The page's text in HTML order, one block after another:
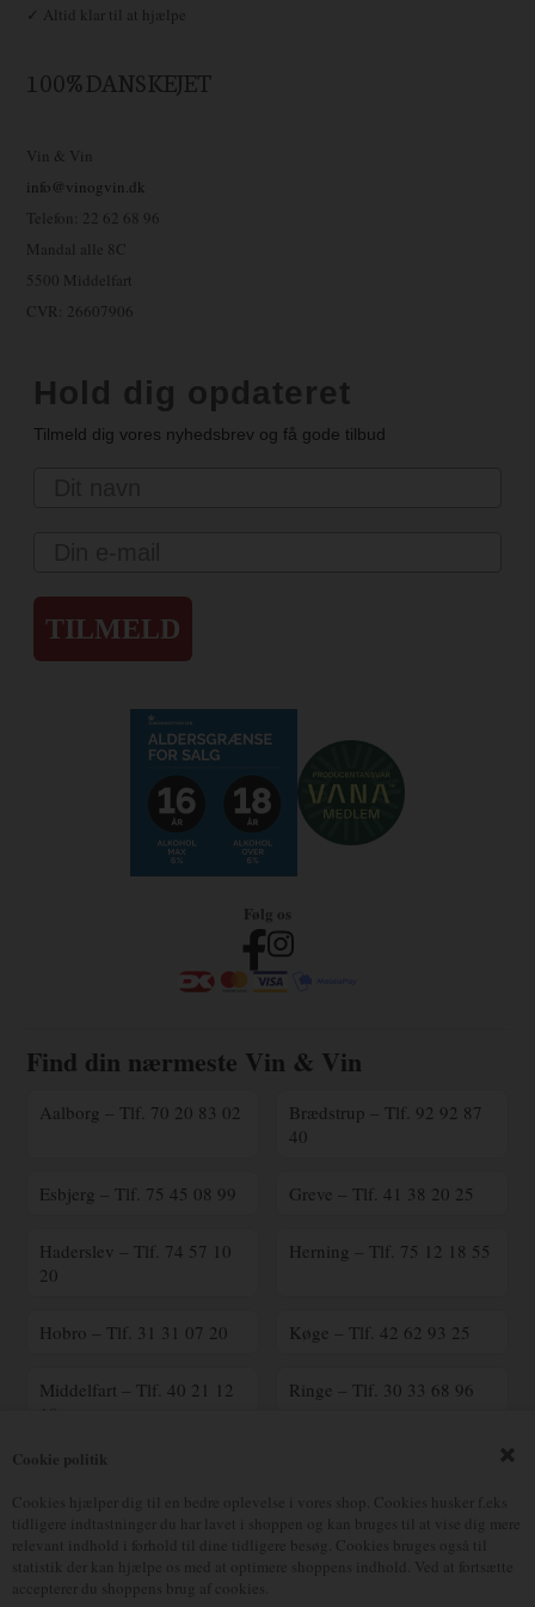
Cookie politik
Cookies hjælper dig til en bedre oplevelse i vores shop. Cookies husker f.eks
tidligere indtastninger du har lavet i shoppen og kan bruges til at vise dig mere
relevant indhold i forhold til dine tidligere besøg. Cookies bruges også til
statistik der kan hjælpe os med at optimere shoppens indhold. Ved at fortsætte
accepterer du shoppens brug af cookies.
✓ Altid klar til at hjælpe
100% DANSKEJET
Vin & Vin
info@vinogvin.dk
Telefon: 22 62 68 96
Mandal alle 8C
5500 Middelfart
CVR: 26607906
Hold dig opdateret
Tilmeld dig vores nyhedsbrev og få gode tilbud
TILMELD
Følg os
Find din nærmeste Vin & Vin
Aalborg – Tlf. 70 20 83 02
Brædstrup – Tlf. 92 92 87
40
Esbjerg – Tlf. 75 45 08 99 Greve – Tlf. 41 38 20 25
Haderslev – Tlf. 74 57 10
20
Herning – Tlf. 75 12 18 55
Hobro – Tlf. 31 31 07 20 Køge – Tlf. 42 62 93 25
Middelfart – Tlf. 40 21 12
Ringe – Tlf. 30 33 68 96
Ringsted – Tlf. 70 25 41
17
Vejle – Tlf. 75 82 70 90 Østerbro – Tlf. 39 18 05 38